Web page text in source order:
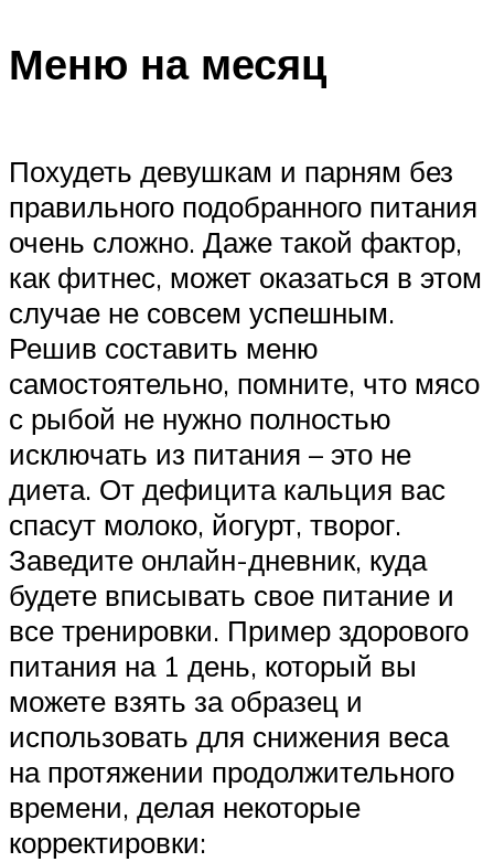
Меню на месяц
Похудеть девушкам и парням без
правильного подобранного питания
очень сложно. Даже такой фактор,
как фитнес, может оказаться в этом
случае не совсем успешным.
Решив составить меню
самостоятельно, помните, что мясо
с рыбой не нужно полностью
исключать из питания – это не
диета. От дефицита кальция вас
спасут молоко, йогурт, творог.
Заведите онлайн-дневник, куда
будете вписывать свое питание и
все тренировки. Пример здорового
питания на 1 день, который вы
можете взять за образец и
использовать для снижения веса
на протяжении продолжительного
времени, делая некоторые
корректировки: